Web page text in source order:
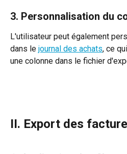
3. Personnalisation du
L'utilisateur peut également
dans le journal des achats, ce
une colonne dans le fichier
II. Export des